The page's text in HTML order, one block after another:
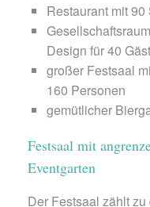
Restaurant mit
Design für 40
großer Festsaal
160 Personen
gemütlicher
Festsaal mit
Eventgarten
Der Festsaal zählt